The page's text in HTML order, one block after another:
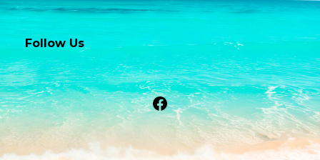
Follow Us
Facebook